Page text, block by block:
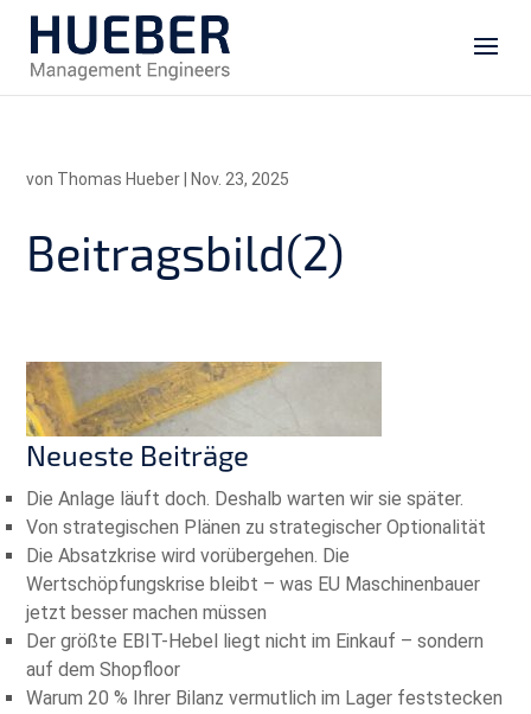
von Thomas Hueber Nov. 23, 2025
Beitragsbild(2)
Neueste Beiträge
Die Anlage läuft doch. Deshalb warten wir sie später.
Von strategischen Plänen zu strategischer Optionalität
Die Absatzkrise wird vorübergehen. Die
Wertschöpfungskrise bleibt – was EU Maschinenbauer
jetzt besser machen müssen
Der größte EBIT-Hebel liegt nicht im Einkauf – sondern
auf dem Shopfloor
Warum 20 % Ihrer Bilanz vermutlich im Lager feststecken